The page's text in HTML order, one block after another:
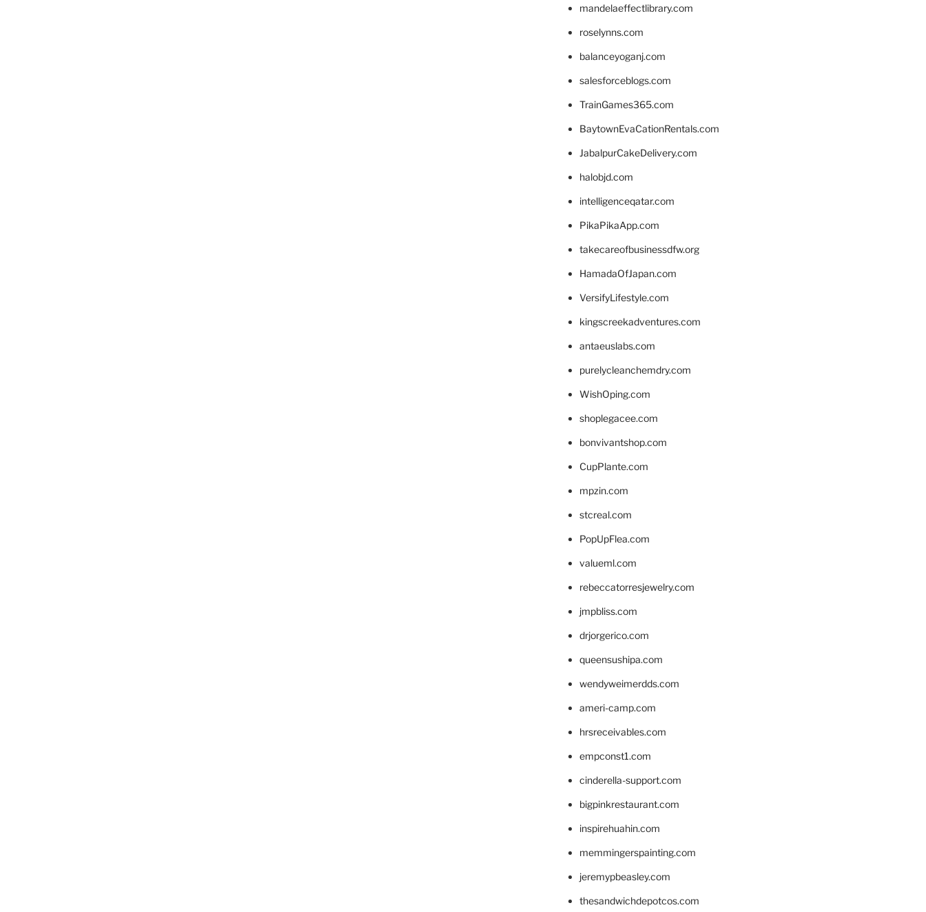
mandelaeffectlibrary.com
roselynns.com
balanceyoganj.com
salesforceblogs.com
TrainGames365.com
BaytownEvaCationRentals.com
JabalpurCakeDelivery.com
halobjd.com
intelligenceqatar.com
PikaPikaApp.com
takecareofbusinessdfw.org
HamadaOfJapan.com
VersifyLifestyle.com
kingscreekadventures.com
antaeuslabs.com
purelycleanchemdry.com
WishOping.com
shoplegacee.com
bonvivantshop.com
CupPlante.com
mpzin.com
stcreal.com
PopUpFlea.com
valueml.com
rebeccatorresjewelry.com
jmpbliss.com
drjorgerico.com
queensushipa.com
wendyweimerdds.com
ameri-camp.com
hrsreceivables.com
empconst1.com
cinderella-support.com
bigpinkrestaurant.com
inspirehuahin.com
memmingerspainting.com
jeremypbeasley.com
thesandwichdepotcos.com